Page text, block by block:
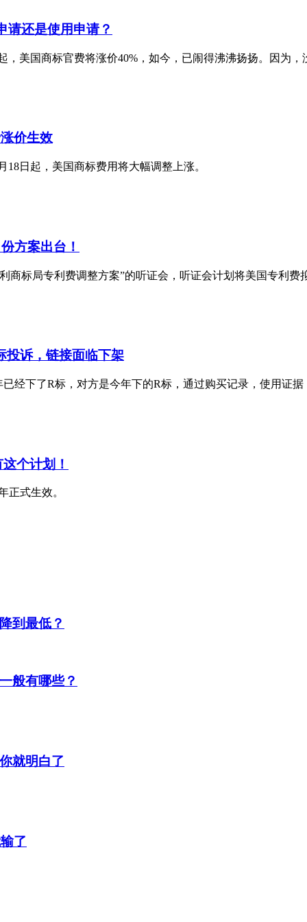
请还是使用申请？
，美国商标官费将涨价40%，如今，已闹得沸沸扬扬。因为
价生效
日起，美国商标费用将大幅调整上涨。
方案出台！
商标局专利费调整方案”的听证会，听证会计划将美国专利
投诉，链接面临下架
经下了R标，对方是今年下的R标，通过购买记录，使用证
个计划！
正式生效。
到最低？
般有哪些？
就明白了
了